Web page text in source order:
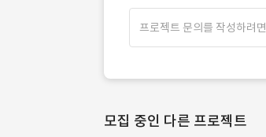
프로젝트 문의를 작성하려면
모집 중인 다른 프로젝트